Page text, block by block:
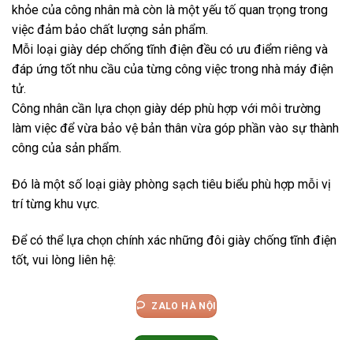
khỏe của công nhân mà còn là một yếu tố quan trọng trong
việc đảm bảo chất lượng sản phẩm.
Mỗi loại giày dép chống tĩnh điện đều có ưu điểm riêng và
đáp ứng tốt nhu cầu của từng công việc trong nhà máy điện
tử.
Công nhân cần lựa chọn giày dép phù hợp với môi trường
làm việc để vừa bảo vệ bản thân vừa góp phần vào sự thành
công của sản phẩm.
Đó là một số loại giày phòng sạch tiêu biểu phù hợp mỗi vị
trí từng khu vực.
Để có thể lựa chọn chính xác những đôi giày chống tĩnh điện
tốt, vui lòng liên hệ:
ZALO HÀ NỘI